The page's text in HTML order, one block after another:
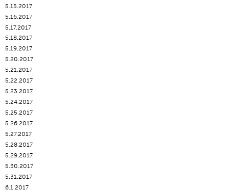
5.15.2017
5.16.2017
5.17.2017
5.18.2017
5.19.2017
5.20.2017
5.21.2017
5.22.2017
5.23.2017
5.24.2017
5.25.2017
5.26.2017
5.27.2017
5.28.2017
5.29.2017
5.30.2017
5.31.2017
6.1.2017